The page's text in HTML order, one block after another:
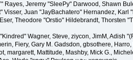
Jeremy "SleePy" Darwood, Shawn
Juan "JayBachatero" Hernandez,
Theodore "Orstio" Hildebrandt, Thorsten
Wagner, Steve, ziycon, JimM, Adish
Fiery, Gary M. Gadsdon, gbsothere,
margarett, Mattitude, Mashby, Mick G.,